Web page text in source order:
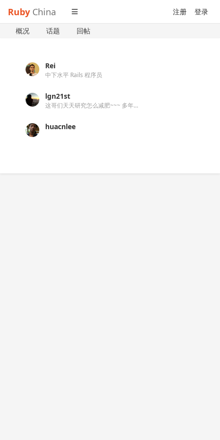
Ruby China 注册 登录
概况 话题 回帖
Rei
中下水平 Rails 程序员
lgn21st
这哥们天天研究怎么减肥~~~ 多年过去后，这哥们越来越肥！
huacnlee